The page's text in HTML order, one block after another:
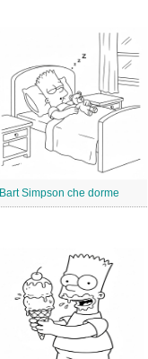
Bart Simpson che dorme